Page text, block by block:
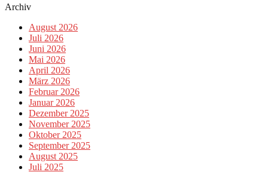
Archiv
August 2026
Juli 2026
Juni 2026
Mai 2026
April 2026
März 2026
Februar 2026
Januar 2026
Dezember 2025
November 2025
Oktober 2025
September 2025
August 2025
Juli 2025